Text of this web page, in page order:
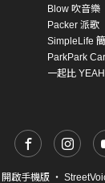
Blow 吹音樂
Packer 派歌
SimpleLife
ParkPark
一起比
開啟手機版 ・